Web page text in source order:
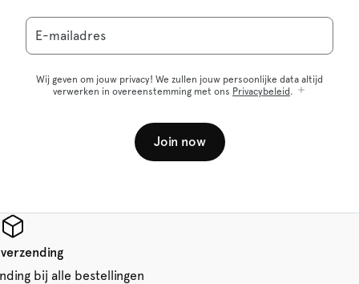
E-mailadres
Wij geven om jouw privacy! We zullen jouw persoonlijke data altijd
verwerken in overeenstemming met ons Privacybeleid .
Join now
bij alle bestellingen